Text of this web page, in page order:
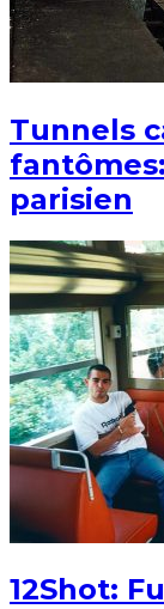
Tunnels
parisien
12Shot: